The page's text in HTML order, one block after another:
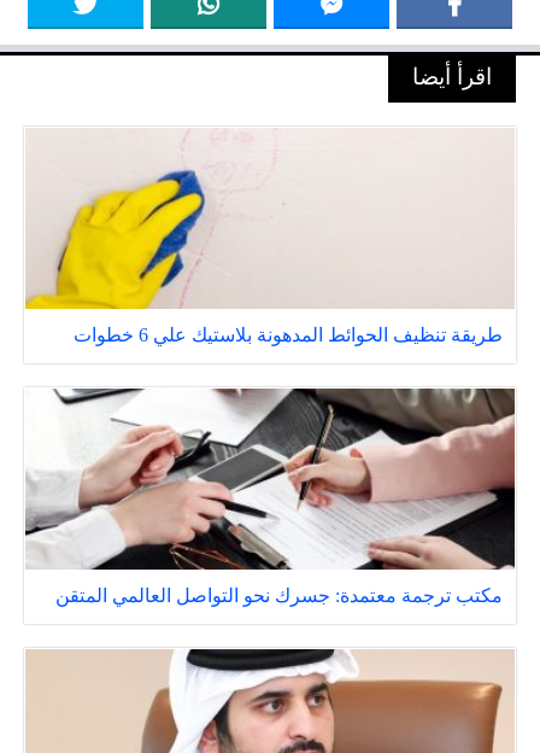
اقرأ أيضا
طريقة تنظيف الحوائط المدهونة بلاستيك علي 6 خطوات
مكتب ترجمة معتمدة: جسرك نحو التواصل العالمي المتقن